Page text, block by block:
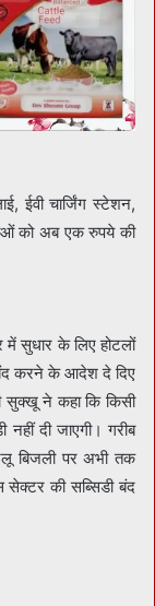
ईवी चार्जिंग स्टेशन,
को अब एक रुपये की
सुधार के लिए होटलों
बंद करने के आदेश दे दिए
सुक्खू ने कहा कि किसी
नहीं दी जाएगी। गरीब
बिजली पर अभी तक
की सब्सिडी बंद